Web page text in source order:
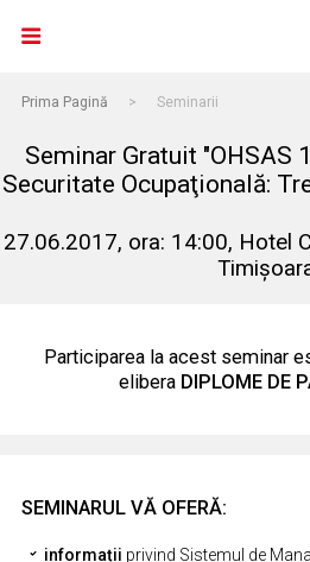
Prima Pagină > Seminarii
Seminar Gratuit "OHSAS
Securitate Ocupaţională:
27.06.2017, ora: 14:00, Hotel
Participarea la acest seminar
elibera DIPLOME DE
SEMINARUL VĂ OFERĂ:
informații privind Sistemul de